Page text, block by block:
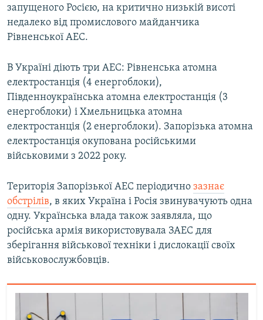
запущеного Росією, на критично низькій висоті
недалеко від промислового майданчика
Рівненської АЕС.
В Україні діють три АЕС: Рівненська атомна
електростанція (4 енергоблоки),
Південноукраїнська атомна електростанція (3
енергоблоки) і Хмельницька атомна
електростанція (2 енергоблоки). Запорізька атомна
електростанція окупована російськими
військовими з 2022 року.
Територія Запорізької АЕС періодично зазнає
обстрілів, в яких Україна і Росія звинувачують одна
одну. Українська влада також заявляла, що
російська армія використовувала ЗАЕС для
зберігання військової техніки і дислокації своїх
військовослужбовців.